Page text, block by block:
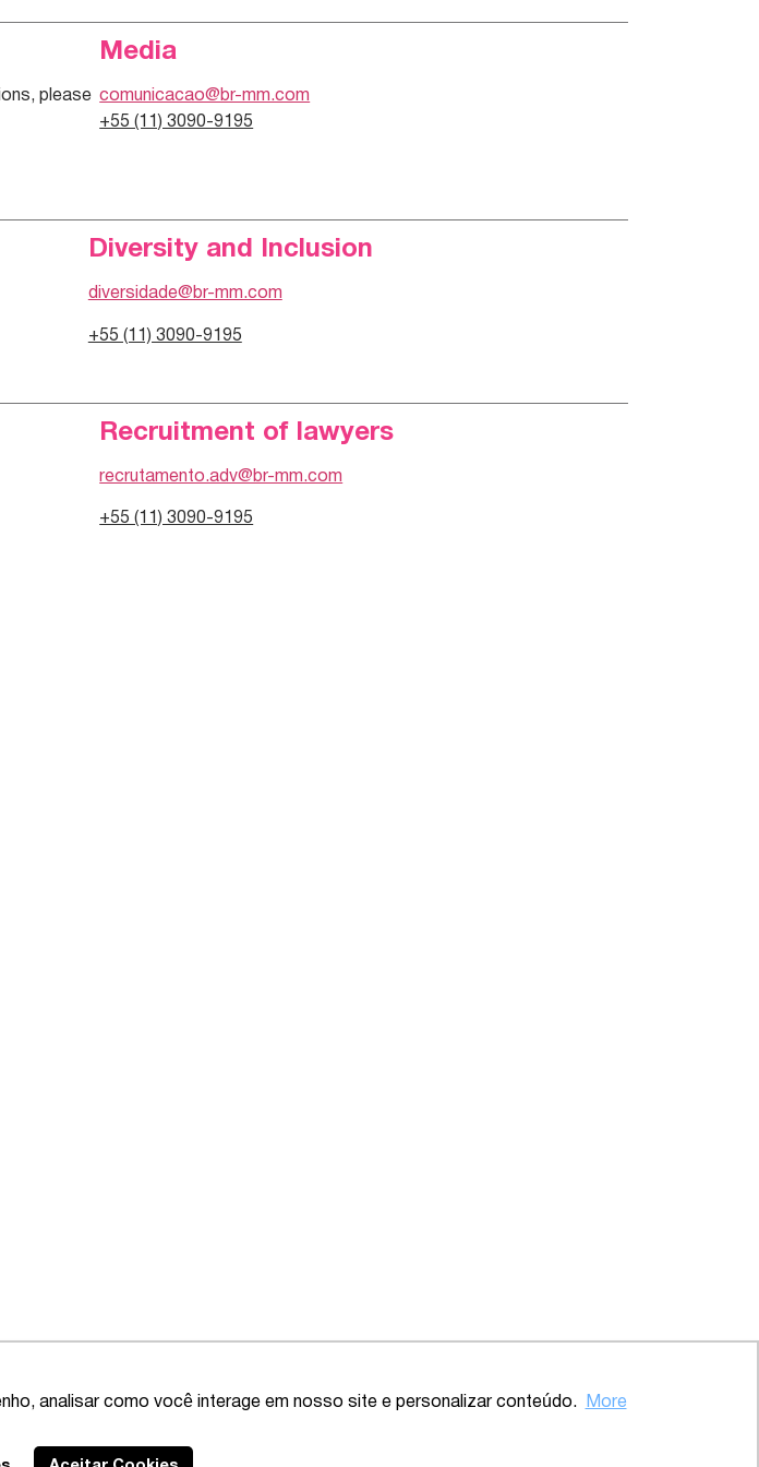
analisar como você interage em nosso site e personalizar conteúdo. More
please
Media
comunicacao@br-mm.com
+55 (11) 3090-9195
Diversity and Inclusion
diversidade@br-mm.com
+55 (11) 3090-9195
Recruitment of lawyers
recrutamento.adv@br-mm.com
+55 (11) 3090-9195